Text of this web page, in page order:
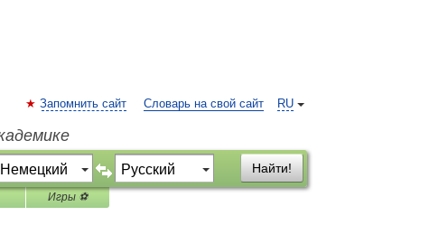
RU
Запомнить сайт Словарь на свой сайт
Найти!
Игры ⚽